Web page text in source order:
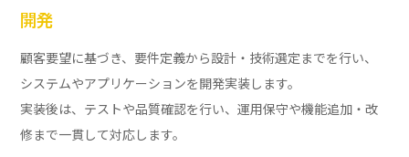
開発
顧客要望に基づき、要件定義から設計・技術選定までを行い、
システムやアプリケーションを開発実装します。
実装後は、テストや品質確認を行い、運用保守や機能追加・改
修まで一貫して対応します。